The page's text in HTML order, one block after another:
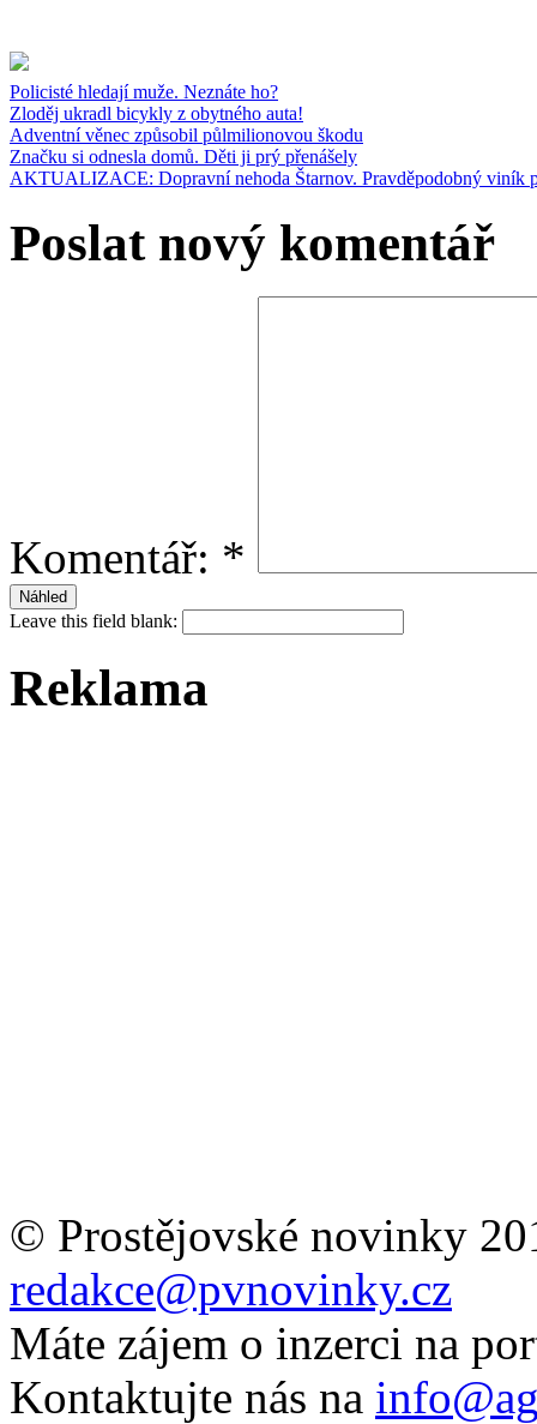
Policisté hledají muže. Neznáte ho?
Zloděj ukradl bicykly z obytného auta!
Adventní věnec způsobil půlmilionovou škodu
Značku si odnesla domů. Děti ji prý přenášely
AKTUALIZACE: Dopravní nehoda Štarnov. Pravděpodobný viník
Poslat nový komentář
Komentář: *
Leave this field blank:
Reklama
© Prostějovské novinky
redakce@pvnovinky.cz
Máte zájem o inzerci na
Kontaktujte nás na